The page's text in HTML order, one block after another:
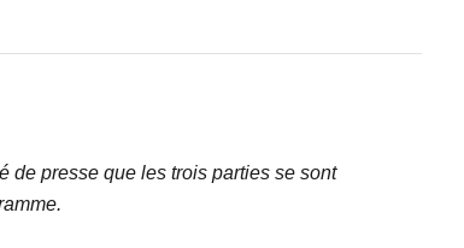
de presse que les trois parties se sont